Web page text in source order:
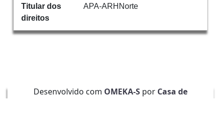
Titular dos
direitos
APA-ARHNorte
Desenvolvido com OMEKA-S por Casa de